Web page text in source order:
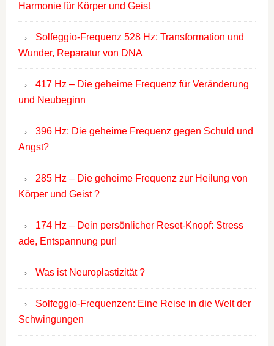
Harmonie für Körper und Geist
Solfeggio-Frequenz 528 Hz: Transformation und
Wunder, Reparatur von DNA
417 Hz – Die geheime Frequenz für Veränderung
und Neubeginn
396 Hz: Die geheime Frequenz gegen Schuld und
Angst?
285 Hz – Die geheime Frequenz zur Heilung von
Körper und Geist ?
174 Hz – Dein persönlicher Reset-Knopf: Stress
ade, Entspannung pur!
Was ist Neuroplastizität ?
Solfeggio-Frequenzen: Eine Reise in die Welt der
Schwingungen